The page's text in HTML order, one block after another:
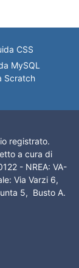
CSS
MySQL
Scratch
registrato.
a cura di
- NREA: VA-
Via Varzi 6,
5, Busto A.